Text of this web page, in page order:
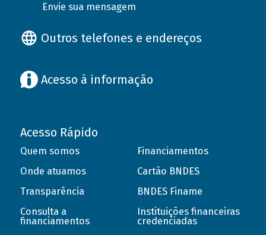
Envie sua mensagem
Outros telefones e endereços
Acesso à informação
Acesso Rápido
Quem somos
Onde atuamos
Transparência
Consulta a
financiamentos
Financiamentos
Cartão BNDES
BNDES Finame
Instituições financeiras
credenciadas